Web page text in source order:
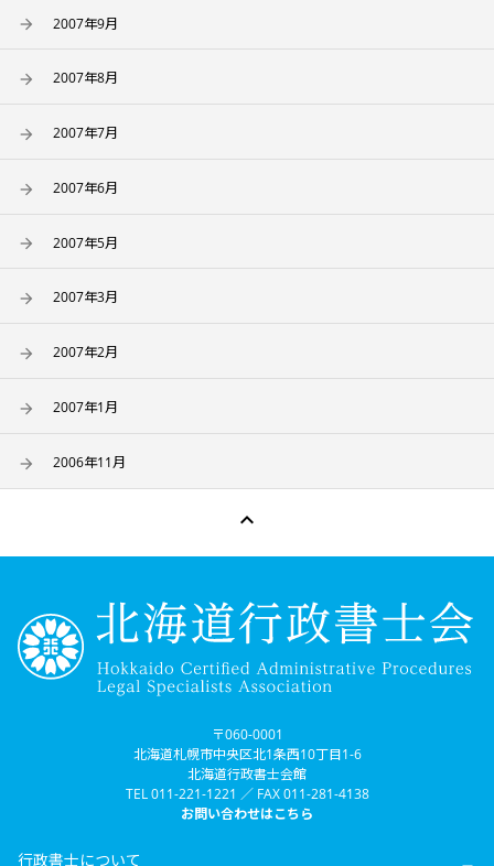
2007年9月
2007年8月
2007年7月
2007年6月
2007年5月
2007年3月
2007年2月
2007年1月
2006年11月

〒060-0001
北海道札幌市中央区北1条西10丁目1-6
北海道行政書士会館
TEL 011-221-1221 ／ FAX 011-281-4138
お問い合わせはこちら
行政書士について